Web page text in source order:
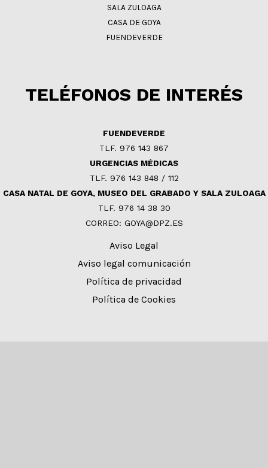
SALA ZULOAGA
CASA DE GOYA
FUENDEVERDE
TELÉFONOS DE INTERÉS
FUENDEVERDE
TLF. 976 143 867
URGENCIAS MÉDICAS
TLF. 976 143 848 / 112
CASA NATAL DE GOYA, MUSEO DEL GRABADO Y SALA ZULOAGA
TLF. 976 14 38 30
CORREO: GOYA@DPZ.ES
Aviso Legal
Aviso legal comunicación
Política de privacidad
Política de Cookies